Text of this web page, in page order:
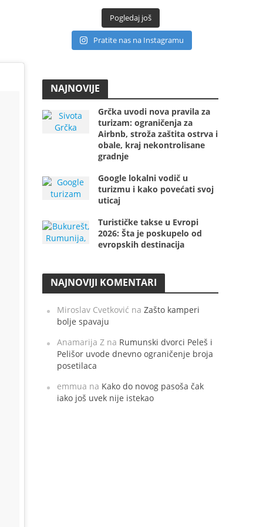
Pogledaj još
Pratite nas na Instagramu
NAJNOVIJE
Grčka uvodi nova pravila za
turizam: ograničenja za
Airbnb, stroža zaštita ostrva i
obale, kraj nekontrolisane
gradnje
Google lokalni vodič u
turizmu i kako povećati svoj
uticaj
Turističke takse u Evropi
2026: Šta je poskupelo od
evropskih destinacija
NAJNOVIJI KOMENTARI
Miroslav Cvetković naZašto kamperi
bolje spavaju
Anamarija Z na Rumunski dvorci Peleš i
Pelišor uvode dnevno ograničenje broja
posetilaca
emmua na Kako do novog pasoša čak
iako još uvek nije istekao